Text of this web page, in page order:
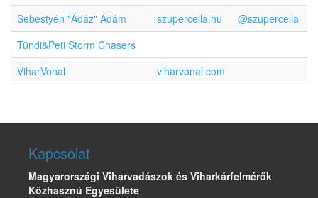
Sebestyén "Ádáz" Ádám
szupercella.hu
@szupercella
Tündi&Peti Storm Chasers
ViharVonal
viharvonal.com
Kapcsolat
Magyarországi Viharvadászok és Viharkárfelmérők
Közhasznú Egyesülete